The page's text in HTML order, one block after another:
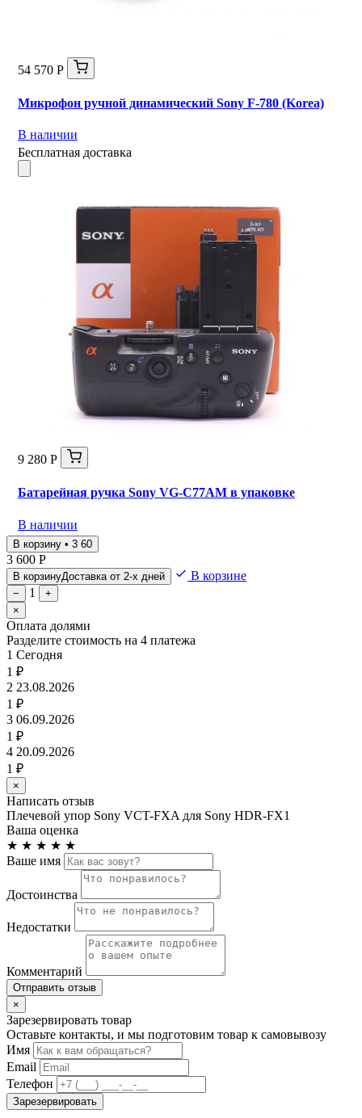
54 570 Р
Микрофон ручной динамический Sony F-780 (Korea)
В наличии
Бесплатная доставка
9 280 Р
Батарейная ручка Sony VG-C77AM в упаковке
В наличии
В корзину • 3 60
3 600 Р
В корзинуДоставка от 2-х дней В корзине
− 1
+
×
Оплата долями
Разделите стоимость на 4 платежа
1 Сегодня
1 ₽
2 23.08.2026
1 ₽
3 06.09.2026
1 ₽
4 20.09.2026
1 ₽
×
Написать отзыв
Плечевой упор Sony VCT-FXA для Sony HDR-FX1
Ваша оценка
★ ★ ★ ★ ★
Ваше имя
Достоинства
Недостатки
Комментарий
Отправить отзыв
×
Зарезервировать товар
Оставьте контакты, и мы подготовим товар к самовывозу
Имя
Email
Телефон
Зарезервировать